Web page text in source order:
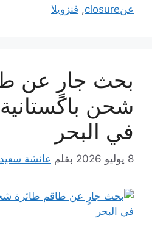
عنclosure
, فنزويلا
بحث جارٍ عن
شحن
في البحر
8 يوليو 2026 بقلم عائشة سعيد